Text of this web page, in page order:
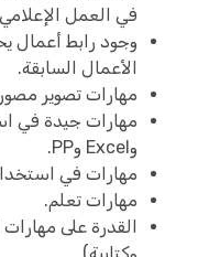
في العمل
وجود رابط أعمال
الأعمال السابقة.
مهارات تصوير
وExcel وPP.
مهارات في
مهارات تعلم.
القدرة على